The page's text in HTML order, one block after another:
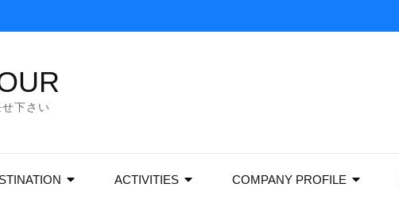
下さい
ACTIVITIES COMPANY PROFILE